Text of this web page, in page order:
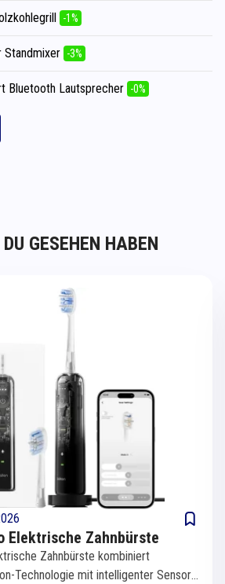
-1%
Standmixer -3%
Bluetooth Lautsprecher -0%
GESEHEN HABEN
Elektrische Zahnbürste
Zahnbürste kombiniert
Technologie mit intelligenter Sensorik